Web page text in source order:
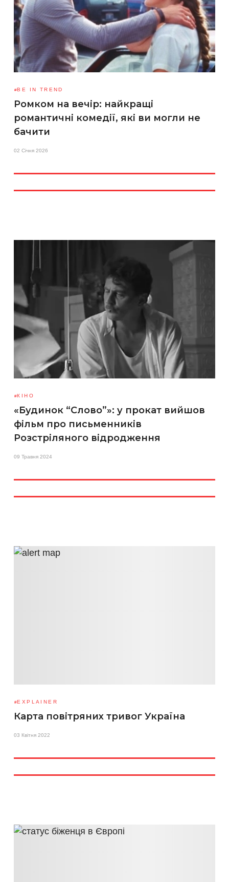
BE IN TREND
Ромком на вечір: найкращі
романтичні комедії, які ви могли не
бачити
02 Січня 2026
КІНО
«Будинок “Слово”»: у прокат вийшов
фільм про письменників
Розстріляного відродження
09 Травня 2024
EXPLAINER
Карта повітряних тривог Україна
03 Квітня 2022